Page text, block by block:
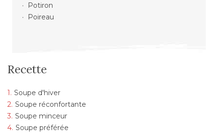
Potiron
Poireau
Recette
Soupe d'hiver
Soupe réconfortante
Soupe minceur
Soupe préférée